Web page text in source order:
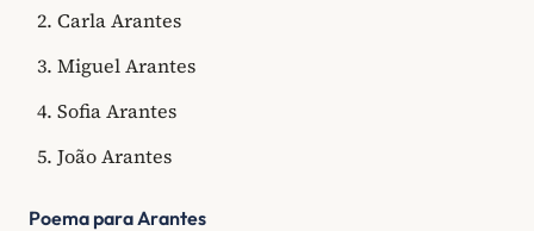
Carla Arantes
Miguel Arantes
Sofia Arantes
João Arantes
Poema para Arantes